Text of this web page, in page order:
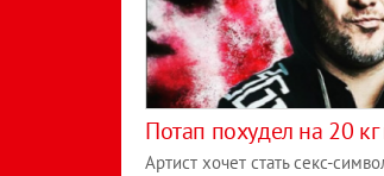
Потап похудел на 20
Артист хочет стать секс-